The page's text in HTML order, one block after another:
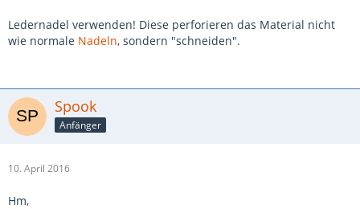
Ledernadel verwenden! Diese perforieren das Material nicht
wie normale Nadeln, sondern "schneiden".
Spook
Anfänger
10. April 2016
Hm,